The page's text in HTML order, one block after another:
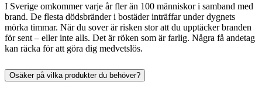
I Sverige omkommer varje år fler än 100 människor i samband med
brand. De flesta dödsbränder i bostäder inträffar under dygnets
mörka timmar. När du sover är risken stor att du upptäcker branden
för sent – eller inte alls. Det är röken som är farlig. Några få andetag
kan räcka för att göra dig medvetslös.
Osäker på vilka produkter du behöver?